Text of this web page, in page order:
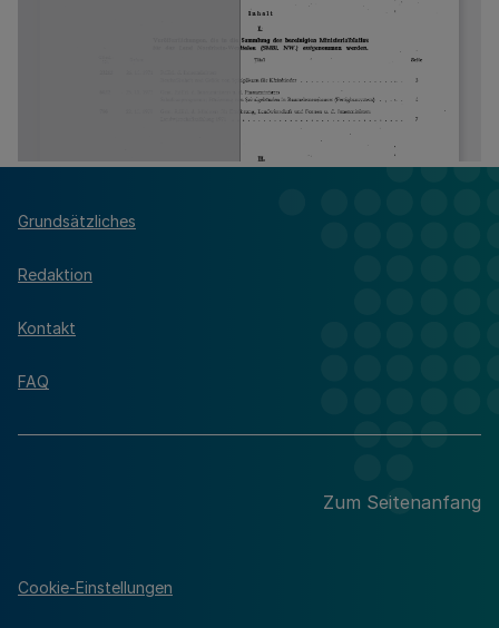
Grundsätzliches
Redaktion
Kontakt
FAQ
Zum Seitenanfang
Cookie-Einstellungen